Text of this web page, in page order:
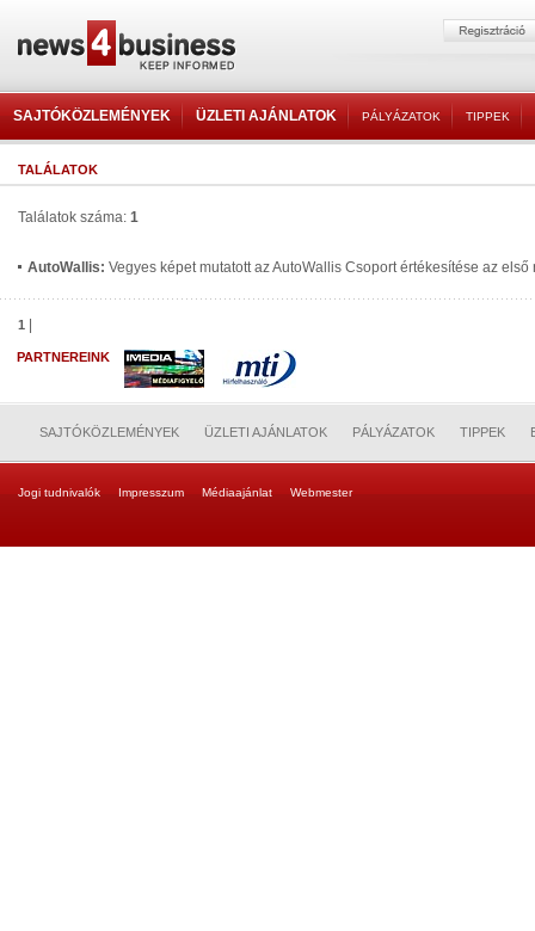
SAJTÓKÖZLEMÉNYEK ÜZLETI AJÁNLATOK PÁLYÁZATOK TIPPEK
TALÁLATOK
Találatok száma: 1
AutoWallis: Vegyes képet mutatott az AutoWallis Csoport értékesítése az
1
PARTNEREINK
SAJTÓKÖZLEMÉNYEK ÜZLETI AJÁNLATOK PÁLYÁZATOK TIPPEK
Jogi tudnivalók Impresszum Médiaajánlat Webmester